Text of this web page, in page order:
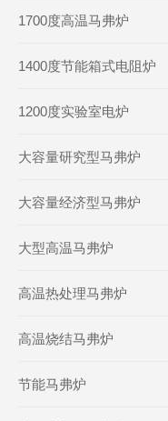
1700度高温马弗炉
1400度节能箱式电阻炉
1200度实验室电炉
大容量研究型马弗炉
大容量经济型马弗炉
大型高温马弗炉
高温热处理马弗炉
高温烧结马弗炉
节能马弗炉